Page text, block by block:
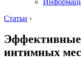
Статьи ›
Эффективные
интимных